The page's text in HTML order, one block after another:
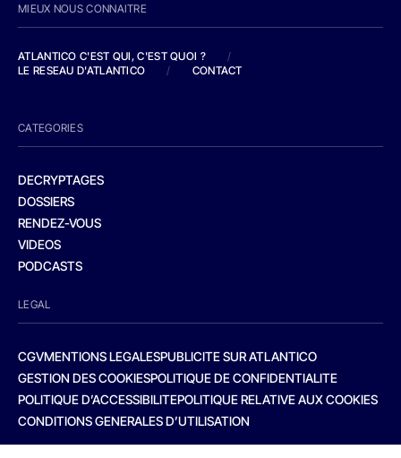
MIEUX NOUS CONNAITRE
ATLANTICO C'EST QUI, C'EST QUOI ?
/
LE RESEAU D'ATLANTICO
/ CONTACT
CATEGORIES
DECRYPTAGES
DOSSIERS
RENDEZ-VOUS
VIDEOS
PODCASTS
LEGAL
CGVMENTIONS LEGALESPUBLICITE SUR ATLANTICO
GESTION DES COOKIESPOLITIQUE DE CONFIDENTIALITE
POLITIQUE D’ACCESSIBILITEPOLITIQUE RELATIVE AUX COOKIES
CONDITIONS GENERALES D’UTILISATION